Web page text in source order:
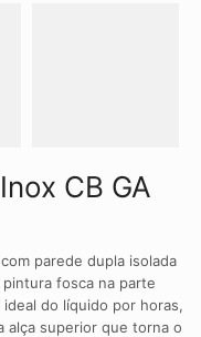
CB GA
parede dupla isolada
fosca na parte
do líquido por horas,
alça superior que torna o